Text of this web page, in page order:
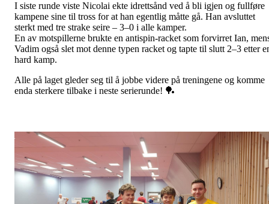
I siste runde viste Nicolai ekte idrettsånd ved å bli igjen og fullføre
kampene sine til tross for at han egentlig måtte gå. Han avsluttet
sterkt med tre strake seire – 3–0 i alle kamper.
En av motspillerne brukte en antispin-racket som forvirret Ian,
Vadim også slet mot denne typen racket og tapte til slutt 2–3 etter
hard kamp.
Alle på laget gleder seg til å jobbe videre på treningene og komme
enda sterkere tilbake i neste serierunde! 🏓